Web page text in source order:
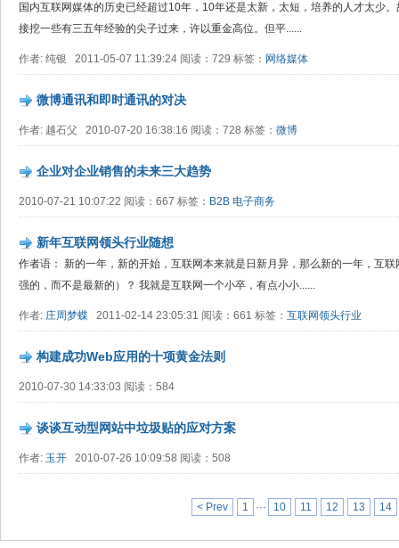
国内互联网媒体的历史已经超过10年，10年还是太新，太短，培养的人才太少
接挖一些有三五年经验的尖子过来，许以重金高位。但平......
作者: 纯银 2011-05-07 11:39:24 阅读：729 标签： 网络媒体
微博通讯和即时通讯的对决
作者: 越石父 2010-07-20 16:38:16 阅读：728 标签： 微博
企业对企业销售的未来三大趋势
2010-07-21 10:07:22 阅读：667 标签： B2B 电子商务
新年互联网领头行业随想
作者语： 新的一年，新的开始，互联网本来就是日新月异，那么新的一年，互
强的，而不是最新的）？ 我就是互联网一个小卒，有点小小......
作者: 庄周梦蝶 2011-02-14 23:05:31 阅读：661 标签： 互联网领头行业
构建成功Web应用的十项黄金法则
2010-07-30 14:33:03 阅读：584
谈谈互动型网站中垃圾贴的应对方案
作者: 玉开 2010-07-26 10:09:58 阅读：508
< Prev 1 ··· 10 11 12 13 14